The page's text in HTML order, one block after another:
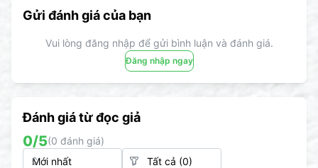
Gửi đánh giá của bạn
Vui lòng đăng nhập để gửi bình luận và đánh giá.
Đăng nhập ngay
Đánh giá từ đọc giả
0/5(0 đánh giá)